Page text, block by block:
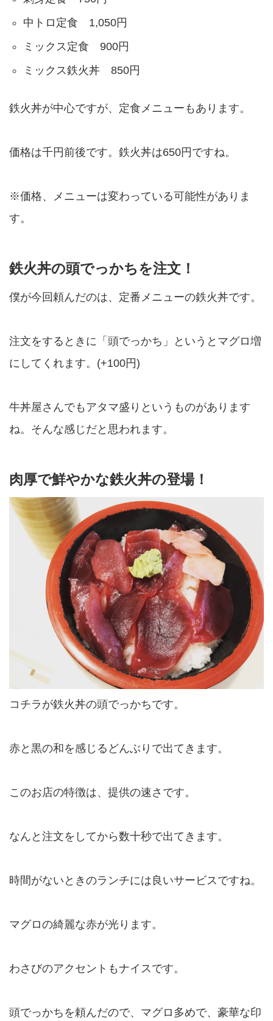
中トロ定食 1,050円
ミックス定食 900円
ミックス鉄火丼 850円
鉄火丼が中心ですが、定食メニューもあります。
価格は千円前後です。鉄火丼は650円ですね。
※価格、メニューは変わっている可能性がありま
す。
鉄火丼の頭でっかちを注文！
僕が今回頼んだのは、定番メニューの鉄火丼です。
注文をするときに「頭でっかち」というとマグロ増
にしてくれます。(+100円)
牛丼屋さんでもアタマ盛りというものがあります
ね。そんな感じだと思われます。
肉厚で鮮やかな鉄火丼の登場！
コチラが鉄火丼の頭でっかちです。
赤と黒の和を感じるどんぶりで出てきます。
このお店の特徴は、提供の速さです。
なんと注文をしてから数十秒で出てきます。
時間がないときのランチには良いサービスですね。
マグロの綺麗な赤が光ります。
わさびのアクセントもナイスです。
頭でっかちを頼んだので、マグロ多めで、豪華な印